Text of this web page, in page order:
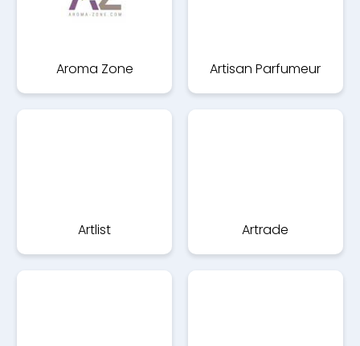
Aroma Zone Artisan Parfumeur
Artlist Artrade